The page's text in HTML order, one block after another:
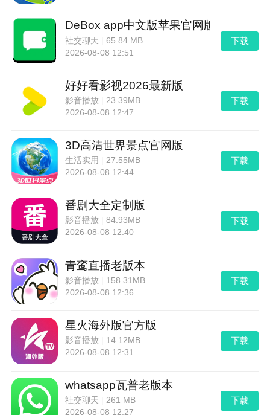
DeBox app中文版苹果官网版
社交聊天 |65.84 MB
2026-08-08 12:51
下载
好好看影视2026最新版
影音播放
23.39MB
2026-08-08 12:47
下载
3D高清世界景点官网版
生活实用 |27.55MB
2026-08-08 12:44
下载
番剧大全定制版
影音播放 |84.93MB
2026-08-08 12:40
下载
青鸾直播老版本
影音播放
158.31MB
2026-08-08 12:36
下载
星火海外版官方版
影音播放
14.12MB
2026-08-08 12:31
下载
whatsapp瓦普老版本
社交聊天 |261 MB
2026-08-08 12:27
下载